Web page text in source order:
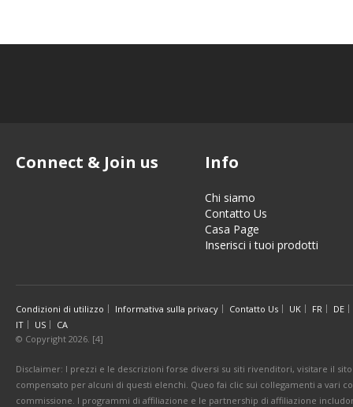
Connect & Join us Info
Chi siamo
Contatto Us
Casa Page
Inserisci i tuoi prodotti
Condizioni di utilizzo Informativa sulla privacy Contatto Us UK FR
DE
IT
US
CA
© Copyright 2026. [4]
Disclaimer: I prezzi e le descrizioni forse diversi su siti rivenditori, visitare il
compensato per alcuni di questi elenchi. Queo fai clic sui collegamenti a vari
commissione. I programmi di affiliazione e le partnership di affiliazione